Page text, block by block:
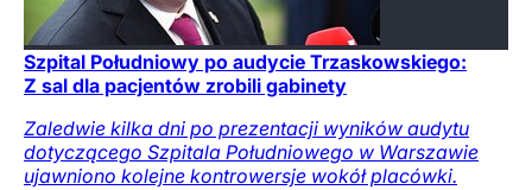
Szpital Południowy po audycie Trzaskowskiego:
Z sal dla pacjentów zrobili gabinety
Zaledwie kilka dni po prezentacji wyników audytu
dotyczącego Szpitala Południowego w Warszawie
ujawniono kolejne kontrowersje wokół placówki.